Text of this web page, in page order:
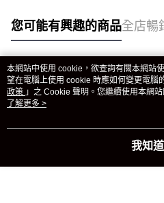
您可能有興趣的商品全店暢
熱門標籤
熱銷排行
本網站中使用 cookie，欲查詢有關本網站
望在電腦上使用 cookie 時應如何變更電腦
政策 」之 Cookie 聲明。您繼續使用本網
條款之 Cookie 聲明使用 cookie。
了解更多 >
我知